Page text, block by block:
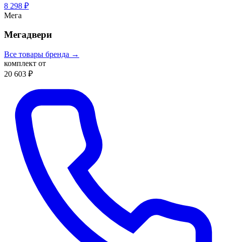
8 298 ₽
Мега
Мегадвери
Все товары бренда →
комплект от
20 603 ₽